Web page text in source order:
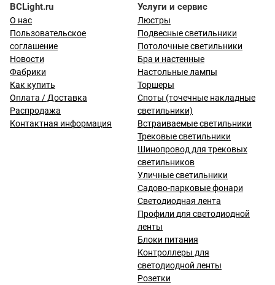
BCLight.ru
О нас
Пользовательское
соглашение
Новости
Фабрики
Как купить
Оплата / Доставка
Распродажа
Контактная информация
Услуги и сервис
Люстры
Подвесные светильники
Потолочные светильники
Бра и настенные
Настольные лампы
Торшеры
Споты (точечные накладные
светильники)
Встраиваемые светильники
Трековые светильники
Шинопровод для трековых
светильников
Уличные светильники
Садово-парковые фонари
Светодиодная лента
Профили для светодиодной
ленты
Блоки питания
Контроллеры для
светодиодной ленты
Розетки